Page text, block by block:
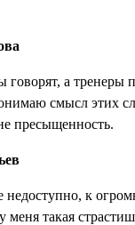
говорят, а тренеры
смысл этих
пресыщенность.
недоступно, к
меня такая